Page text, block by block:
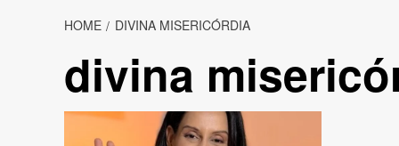
HOME DIVINA MISERICÓRDIA
divina